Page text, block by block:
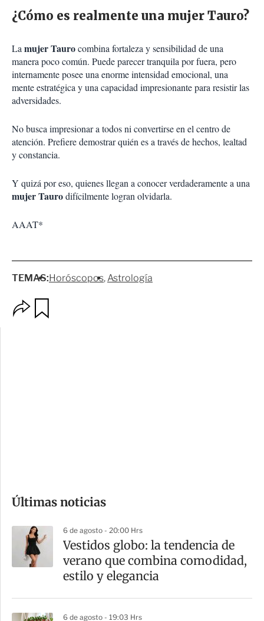
¿Cómo es realmente una mujer Tauro?
Lamujer Taurocombina fortaleza y sensibilidad de una
manera poco común. Puede parecer tranquila por fuera, pero
internamente posee una enorme intensidad emocional, una
mente estratégica y una capacidad impresionante para resistir las
adversidades.
No busca impresionar a todos ni convertirse en el centro de
atención. Prefiere demostrar quién es a través de hechos, lealtad
y constancia.
Y quizá por eso, quienes llegan a conocer verdaderamente a una
mujer Taurodifícilmente logran olvidarla.
AAAT*
TEMAS:Horóscopos Astrología
m
a
r
t
Últimas noticias
6 de agosto - 20:00 Hrs
Vestidos globo: la tendencia de
verano que combina comodidad,
estilo y elegancia
6 de agosto - 19:03 Hrs